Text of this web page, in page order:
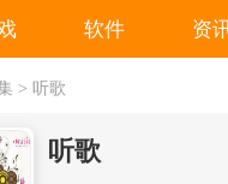
软件 资
> 听歌
听歌